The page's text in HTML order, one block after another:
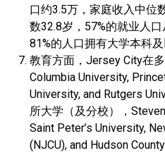
口约3.5万，家庭收入中位
数32.8岁，57%的就业人口
81%的人口拥有大学本科及
教育方面，Jersey City在
Columbia University,
University, and Rutgers
所大学（及分校），
Saint Peter’s University,
(NJCU), and Hudson